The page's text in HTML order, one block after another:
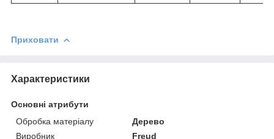
Приховати
Характеристики
Основні атрибути
Обробка матеріалу
Дерево
Виробник
Freud